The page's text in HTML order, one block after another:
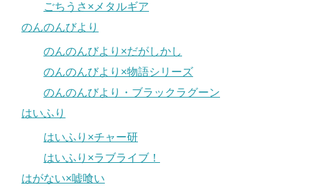
ごちうさ×メタルギア
のんのんびより
のんのんびより×だがしかし
のんのんびより×物語シリーズ
のんのんびより・ブラックラグーン
はいふり
はいふり×チャー研
はいふり×ラブライブ！
はがない×嘘喰い